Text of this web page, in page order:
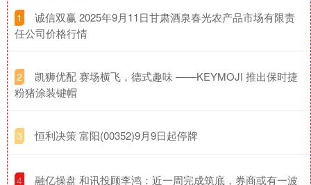
1
​诚信双赢 2025年9月11日甘肃酒泉春光农产品市场有限责
任公司价格行情
2
​凯狮优配 赛场横飞，德式趣味 ——KEYMOJI 推出保时捷
粉猪涂装键帽
3 ​恒利决策 富阳(00352)9月9日起停牌
4
​融亿操盘 和讯投顾李鸿：近一周完成筑底，券商或有一波